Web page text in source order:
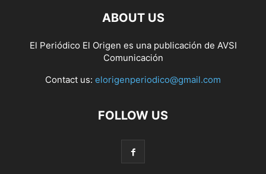
ABOUT US
El Periódico El Origen es una publicación de AVSI
Comunicación
Contact us: elorigenperiodico@gmail.com
FOLLOW US